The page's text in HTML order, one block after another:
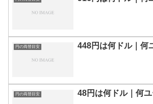
円の両替目安 448円は何ドル｜何
円の両替目安 48円は何ドル｜何